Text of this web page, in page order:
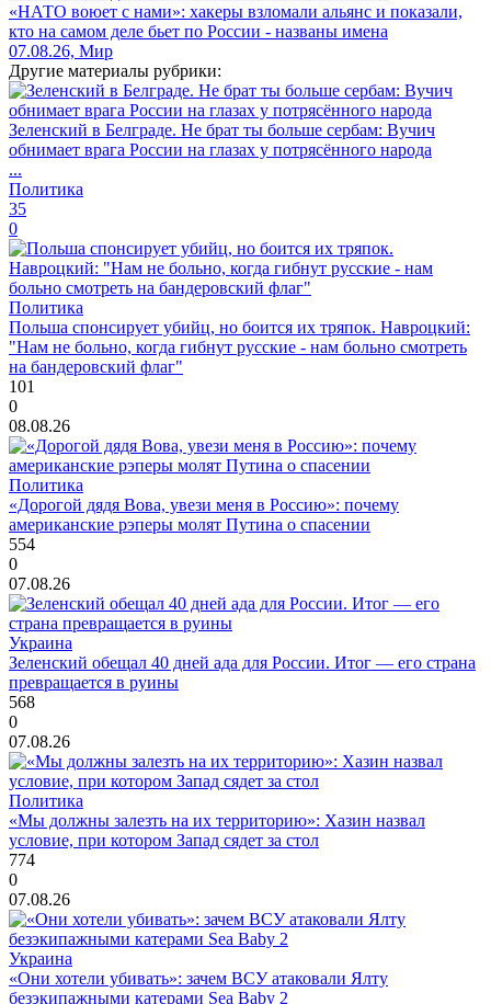
«НАТО воюет с нами»: хакеры взломали альянс и показали,
кто на самом деле бьет по России - названы имена
07.08.26, Мир
Другие материалы рубрики:
Зеленский в Белграде. Не брат ты больше сербам: Вучич
обнимает врага России на глазах у потрясённого народа
...
Политика
35
0
Политика
Польша спонсирует убийц, но боится их тряпок. Навроцкий:
"Нам не больно, когда гибнут русские - нам больно смотреть
на бандеровский флаг"
101
0
08.08.26
Политика
«Дорогой дядя Вова, увези меня в Россию»: почему
американские рэперы молят Путина о спасении
554
0
07.08.26
Украина
Зеленский обещал 40 дней ада для России. Итог — его страна
превращается в руины
568
0
07.08.26
Политика
«Мы должны залезть на их территорию»: Хазин назвал
условие, при котором Запад сядет за стол
774
0
07.08.26
Украина
«Они хотели убивать»: зачем ВСУ атаковали Ялту
безэкипажными катерами Sea Baby 2